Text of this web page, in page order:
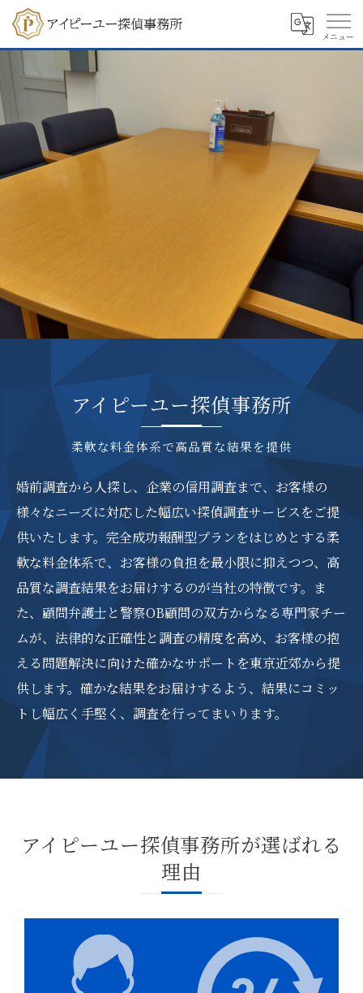
柔軟な料金体系で高品質な結果を提供
アイピーユー探偵事務所
婚前調査から人探し、企業の信用調査まで、お客様の
様々なニーズに対応した幅広い探偵調査サービスをご提
供いたします。完全成功報酬型プランをはじめとする柔
軟な料金体系で、お客様の負担を最小限に抑えつつ、高
品質な調査結果をお届けするのが当社の特徴です。ま
た、顧問弁護士と警察OB顧問の双方からなる専門家チー
ムが、法律的な正確性と調査の精度を高め、お客様の抱
える問題解決に向けた確かなサポートを東京近郊から提
供します。確かな結果をお届けするよう、結果にコミッ
トし幅広く手堅く、調査を行ってまいります。
アイピーユー探偵事務所が選ばれる
理由